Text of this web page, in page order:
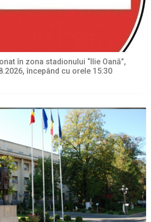
în zona stadionului “Ilie Oană”,
începând cu orele 15:30